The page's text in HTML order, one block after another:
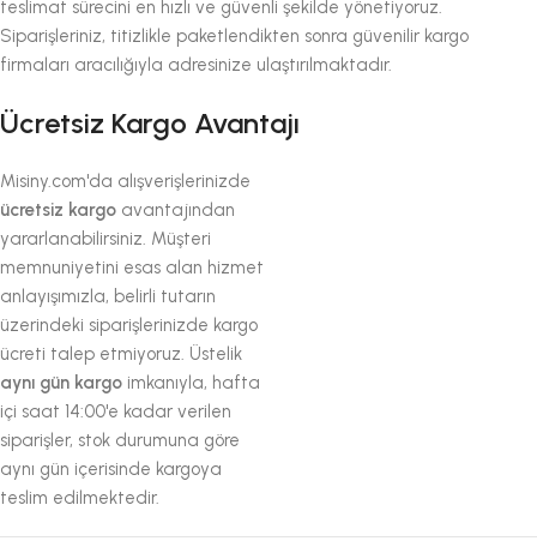
teslimat sürecini en hızlı ve güvenli şekilde yönetiyoruz.
Siparişleriniz, titizlikle paketlendikten sonra güvenilir kargo
firmaları aracılığıyla adresinize ulaştırılmaktadır.
Ücretsiz Kargo Avantajı
Misiny.com'da alışverişlerinizde
ücretsiz kargo avantajından
yararlanabilirsiniz. Müşteri
memnuniyetini esas alan hizmet
anlayışımızla, belirli tutarın
üzerindeki siparişlerinizde kargo
ücreti talep etmiyoruz. Üstelik
aynı gün kargo imkanıyla, hafta
içi saat 14:00'e kadar verilen
siparişler, stok durumuna göre
aynı gün içerisinde kargoya
teslim edilmektedir.